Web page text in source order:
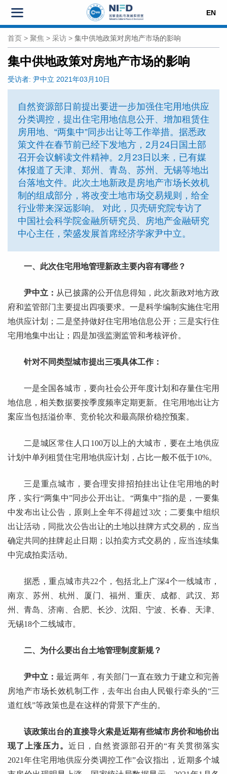
EN
首页 > 聚焦 > 采访 > 集中供地政策对房地产市场的影响
集中供地政策对房地产市场的影响
受访者: 尹中立 2021年03月10日
自然资源部日前提出要进一步加强住宅用地供应
分类调控，提出住宅用地信息公开、增加租赁住
房用地、“两集中”同步出让等工作举措。据悉政
策文件在春节前已经下发地方，2月24日国土部
召开会议解读文件精神。2月23日以来，已有媒
体报道了天津、郑州、青岛、苏州、无锡等地出
台落地文件。此次土地新政是房地产市场长效机
制的组成部分，将改变土地市场交易规则，给全
行业带来深远影响。 对此，贝壳研究院专访了
中国社会科学院金融所研究员、房地产金融研究
中心主任，荣盛发展首席经济学家尹中立。
一、此次住宅用地管理新政主要内容有哪些？
尹中立： 从已披露的公开信息得知，此次新政对地方政
府和监管部门主要提出四项要求。一是科学编制实施住宅用
地供应计划；二是坚持做好住宅用地信息公开；三是实行住
宅用地集中出让；四是加强监测监管和考核评价。
针对不同类型城市提出三项具体工作：
一是全国各城市，要向社会公开年度计划和存量住宅用
地信息，相关数据要按季度频率定期更新。住宅用地出让方
案应当包括溢价率、竞价轮次和最高限价稳控预案。
二是城区常住人口100万以上的大城市，要在土地供应
计划中单列租赁住宅用地供应计划，占比一般不低于10%。
三是重点城市，要合理安排招拍挂出让住宅用地的时
序，实行“两集中”同步公开出让。“两集中”指的是，一要集
中发布出让公告，原则上全年不得超过3次；二要集中组织
出让活动，同批次公告出让的土地以挂牌方式交易的，应当
确定共同的挂牌起止日期；以拍卖方式交易的，应当连续集
中完成拍卖活动。
据悉，重点城市共22个，包括北上广深4个一线城市，
南京、苏州、杭州、厦门、福州、重庆、成都、武汉、郑
州、青岛、济南、合肥、长沙、沈阳、宁波、长春、天津、
无锡18个二线城市。
二、为什么要出台土地管理制度新规？
尹中立：最近两年，有关部门一直在致力于建立和完善
房地产市场长效机制工作，去年出台由人民银行牵头的“三
道红线”等政策也是在这样的背景下产生的。
该政策出台的直接导火索是近期有些城市房价和地价出
现了上涨压力。 近日，自然资源部召开的“有关贯彻落实
2021年住宅用地供应分类调控工作”会议指出，近期多个城